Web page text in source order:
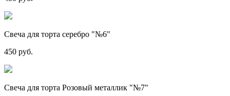
Свеча для торта серебро "№6"
450 руб.
Свеча для торта Розовый металлик "№7"